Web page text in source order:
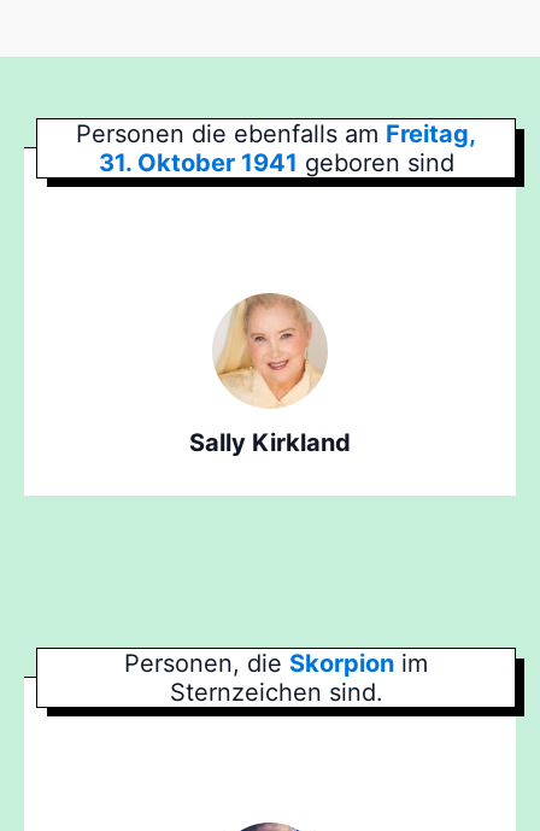
Personen die ebenfalls am Freitag,
31. Oktober 1941 geboren sind
Sally Kirkland
Personen, die Skorpion im
Sternzeichen sind.